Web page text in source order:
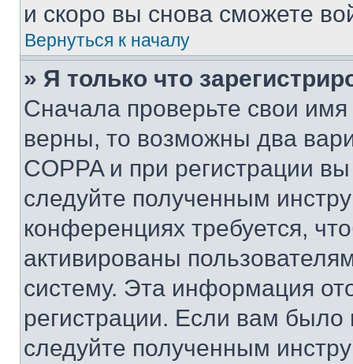
и скоро вы снова сможете
Вернуться к началу
» Я только что
Сначала проверьте свои
верны, то возможны два
COPPA и при регистрации
следуйте полученным
конференциях требуется,
активированы
систему. Эта информация
регистрации. Если вам
следуйте полученным